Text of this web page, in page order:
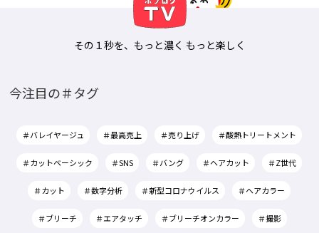
その１秒を、もっと濃く もっと楽しく
今注目の＃タグ
＃バレイヤージュ ＃最高売上 ＃売り上げ ＃酸熱トリートメント
＃カットベーシック ＃SNS ＃バング ＃ヘアカット ＃Z世代
＃カット ＃数字分析 ＃新型コロナウイルス ＃ヘアカラー
＃ブリーチ ＃エアタッチ ＃ブリーチオンカラー ＃撮影